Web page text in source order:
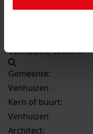
Venhuizen, sectie A
Gemeente:
Venhuizen
Kern of buurt:
Venhuizen
Architect: